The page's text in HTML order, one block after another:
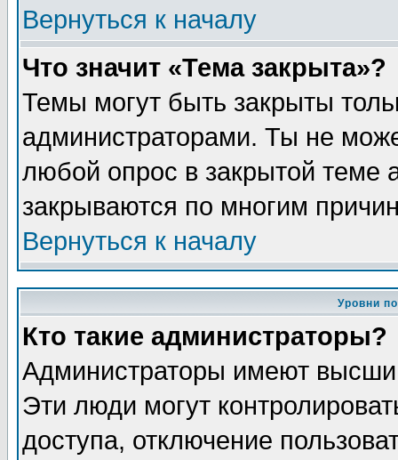
Вернуться к началу
Что значит «Тема закрыта»?
Темы могут быть закрыты
администраторами. Ты не
любой опрос в закрытой теме
закрываются по многим
Вернуться к началу
Уровни
Кто такие администраторы?
Администраторы имеют
Эти люди могут
доступа, отключение